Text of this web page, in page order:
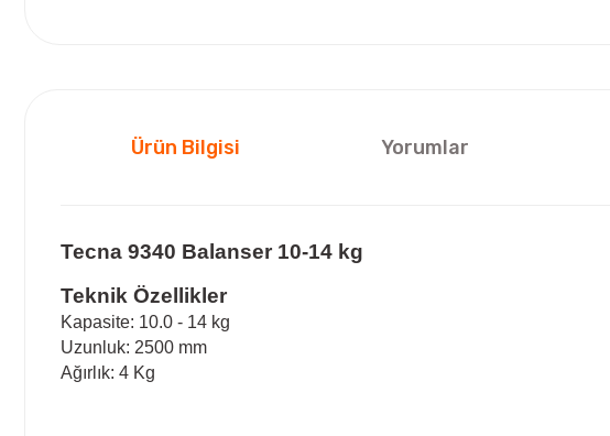
Ürün Bilgisi Yorumlar
Tecna 9340 Balanser 10-14 kg
Teknik Özellikler
Kapasite: 10.0 - 14 kg
Uzunluk: 2500 mm
Ağırlık: 4 Kg